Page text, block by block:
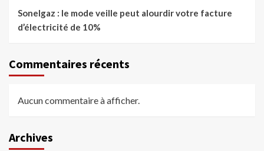
Sonelgaz : le mode veille peut alourdir votre facture
d’électricité de 10%
Commentaires récents
Aucun commentaire à afficher.
Archives